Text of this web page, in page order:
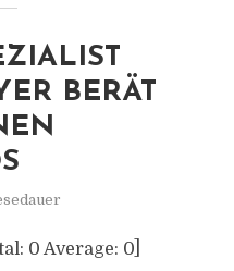
BERÄT
0 Average: 0]